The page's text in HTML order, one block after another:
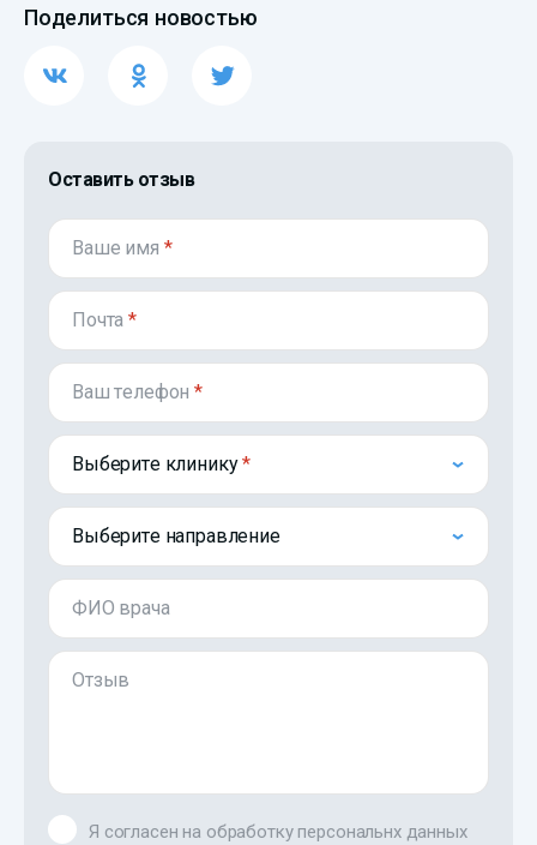
Поделиться новостью
Оставить отзыв
Ваше имя *
Почта*
Ваш телефон*
Выберите клинику
Выберите направление
ФИО врача
Отзыв
Я согласен на обработку персональнх данных